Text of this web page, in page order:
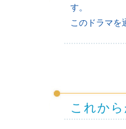
す。
このドラマを
これか